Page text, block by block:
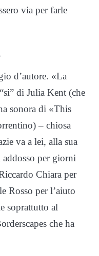
via per farle
d’autore. «La
di Julia Kent (che
sonora di «This
– chiosa
va a lei, alla sua
addosso per giorni
Chiara per
Rosso per l’aiuto
soprattutto al
che ha